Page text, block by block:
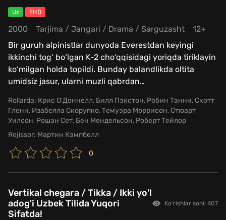
Uz FHD
2000 Tarjima / Jangari / Drama / Sarguzasht
12+
Bir guruh alpinistlar dunyoda Everestdan keyingi
ikkinchi tog‘ bo‘lgan K-2 cho‘qqisidagi yoriqda tiriklayin
ko‘milgan holda topildi. Bunday balandlikda oltita
umidsiz jasur, ularni muzli qabrdan…
Rollarda: Крис О'Доннелл, Билл Пэкстон, Робин Танни, Скотт
Гленн, Изабелла Скорупко, Темуэра Моррисон, Стюарт
Уилсон, Рошан Сет, Бен Мендельсон, Роберт Тейлор
Rejissor: Мартин Кэмпбелл
0
Vertikal chegara / Tikka / Ikki yo'l
adog'i Uzbek Tilida Yuqori
Sifatda!
Ko'rishlar soni: 407